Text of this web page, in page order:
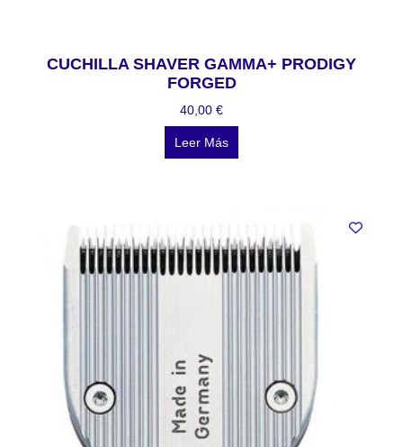
CUCHILLA SHAVER GAMMA+ PRODIGY
FORGED
40,00 €
Leer Más